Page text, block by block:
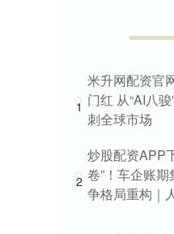
1
米升网配资官
门红 从“AI八
刺全球市场
2
炒股配资APP
卷”！车企账
争格局重构｜